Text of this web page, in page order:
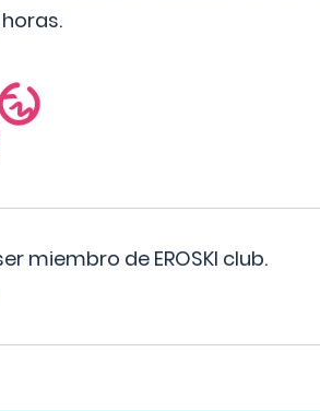
miembro de EROSKI club.